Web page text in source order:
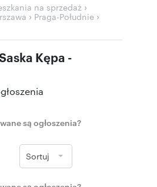
na sprzedaż ›
› Praga-Południe ›
Kępa -
są ogłoszenia?
Sortuj